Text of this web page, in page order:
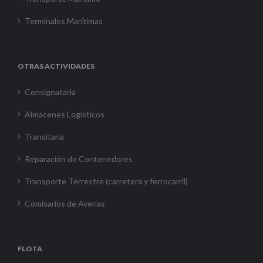
Terminales Marítimas
OTRAS ACTIVIDADES
Consignataria
Almacenes Logísticos
Transitaria
Reparación de Contenedores
Transporte Terrestre (carretera y ferrocarril)
Comisarios de Averías
FLOTA